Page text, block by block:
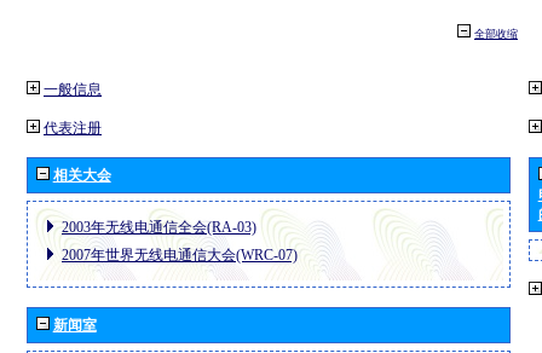
全部收缩
一般信息
代表注册
相关大会
2003年无线电通信全会(RA-03)
2007年世界无线电通信大会(WRC-07)
新闻室